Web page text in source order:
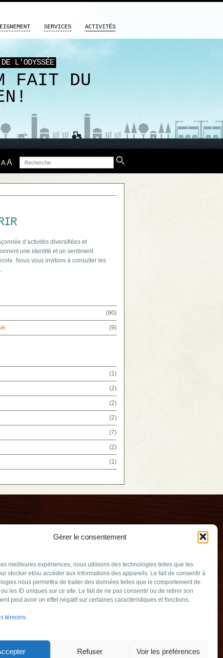
Gérer le consentement
meilleures expériences, nous utilisons des technologies telles que les
stocker et/ou accéder aux informations des appareils. Le fait de consentir à
nous permettra de traiter des données telles que le comportement de
les ID uniques sur ce site. Le fait de ne pas consentir ou de retirer son
peut avoir un effet négatif sur certaines caractéristiques et fonctions.
témoins
Refuser Voir les préférences
DE L'ODYSSÉE
FAIT DU
SERVICES ACTIVITÉS
AA Recherche
d’activités diversifiées et
une identité et un sentiment
Nous vous invitons à consulter les
(90)
(9)
(1)
(2)
(2)
(2)
(7)
(2)
(1)
(Québec)